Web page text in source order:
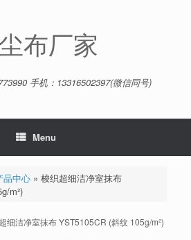
布厂家
手机：13316502397(微信同号)
Menu
品中心» 梭织超细洁净室抹布
m²)
细洁净室抹布 YST5105CR (斜纹 105g/m²)